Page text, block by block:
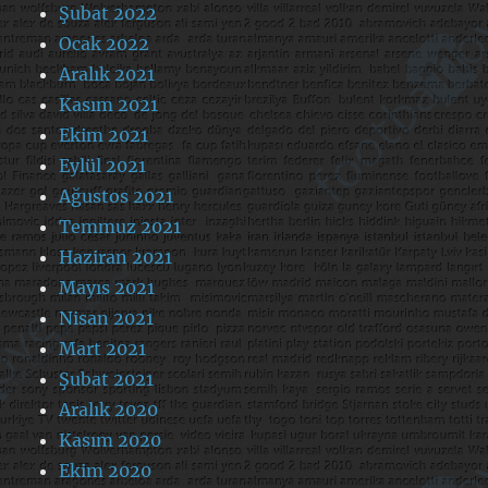
Şubat 2022
Ocak 2022
Aralık 2021
Kasım 2021
Ekim 2021
Eylül 2021
Ağustos 2021
Temmuz 2021
Haziran 2021
Mayıs 2021
Nisan 2021
Mart 2021
Şubat 2021
Aralık 2020
Kasım 2020
Ekim 2020